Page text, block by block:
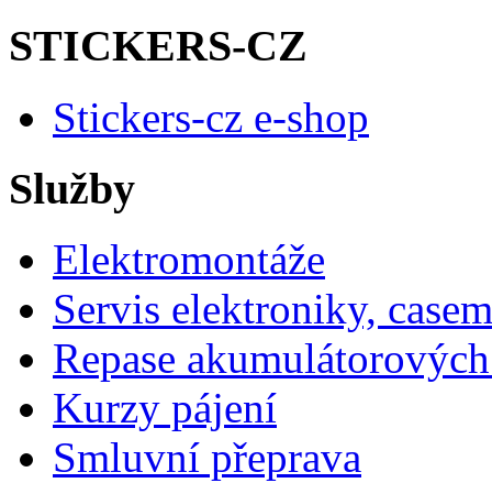
STICKERS-CZ
Stickers-cz e-shop
Služby
Elektromontáže
Servis elektroniky,
Repase
Kurzy pájení
Smluvní přeprava